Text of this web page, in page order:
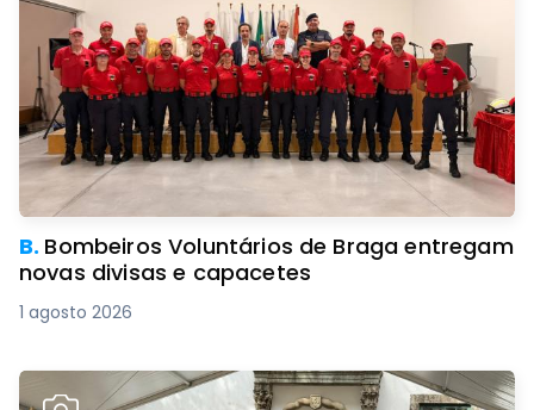
B. Bombeiros Voluntários de Braga entregam
novas divisas e capacetes
1 agosto 2026